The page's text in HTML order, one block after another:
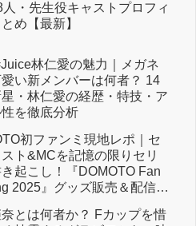
・先生役キャストプロフィ
め【最新】
林仁愛の魅力｜メガネ
い新メンバーは何者？ 14
・林仁愛の経歴・特技・ア
を徹底分析
初ファンミ現地レポ｜セ
ト&MCを記憶の限りセリ
起こし！『DOMOTO Fan
2025』グッズ販売＆配信情
とは何者か？ Fカップを惜